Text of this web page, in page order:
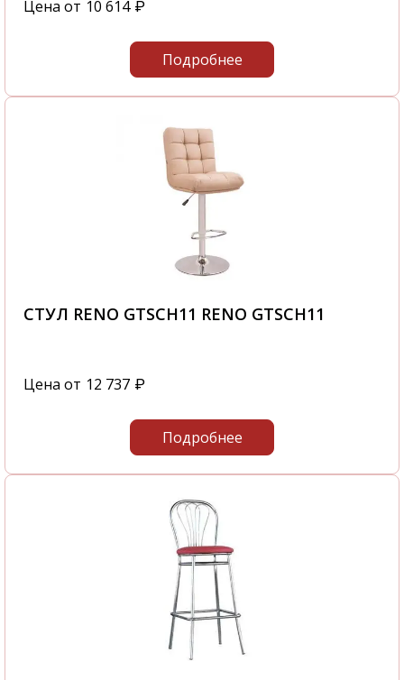
Цена от 10 614 ₽
Подробнее
СТУЛ RENO GTSCH11 RENO GTSCH11
Цена от 12 737 ₽
Подробнее